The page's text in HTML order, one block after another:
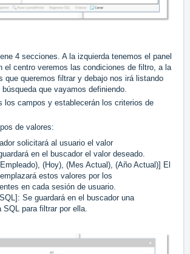
4 secciones. A la izquierda tenemos el panel
el centro veremos las condiciones de filtro, a la
que queremos filtrar y debajo nos irá listando
que vayamos definiendo.
los campos y establecerán los criterios de
de valores:
solicitará al usuario el valor
en el buscador el valor deseado.
(Hoy), (Mes Actual), (Año Actual)] El
estos valores por los
en cada sesión de usuario.
Se guardará en el buscador una
SQL para filtrar por ella.